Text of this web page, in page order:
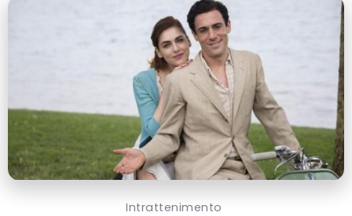
Intrattenimento